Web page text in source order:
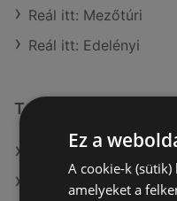
Reál itt: Mezőtúri
Reál itt: Edelényi
További linkek
A(z) Reál ajánlatai
A(z) COOP Szolnok
Ez a
A cookie-k (sütik)
amelyeket a